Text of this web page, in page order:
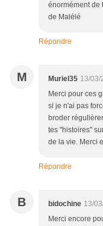
énormément de
de Malélé
Répondre
M Muriel35 13/03/
Merci pour ces
si je n'ai pas
broder
tes "histoires"
de la vie. Merci
Répondre
B bidochine 13/
Merci encore